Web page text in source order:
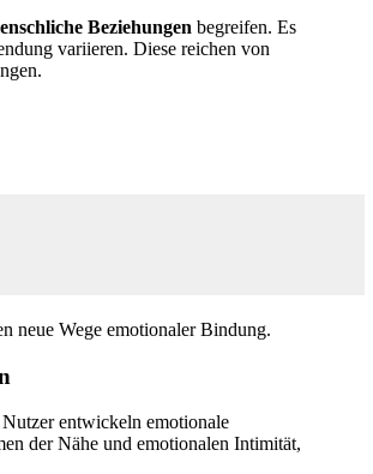
Beziehungen begreifen. Es
variieren. Diese reichen von
neue Wege emotionaler Bindung.
Nutzer entwickeln emotionale
der Nähe und emotionalen Intimität,